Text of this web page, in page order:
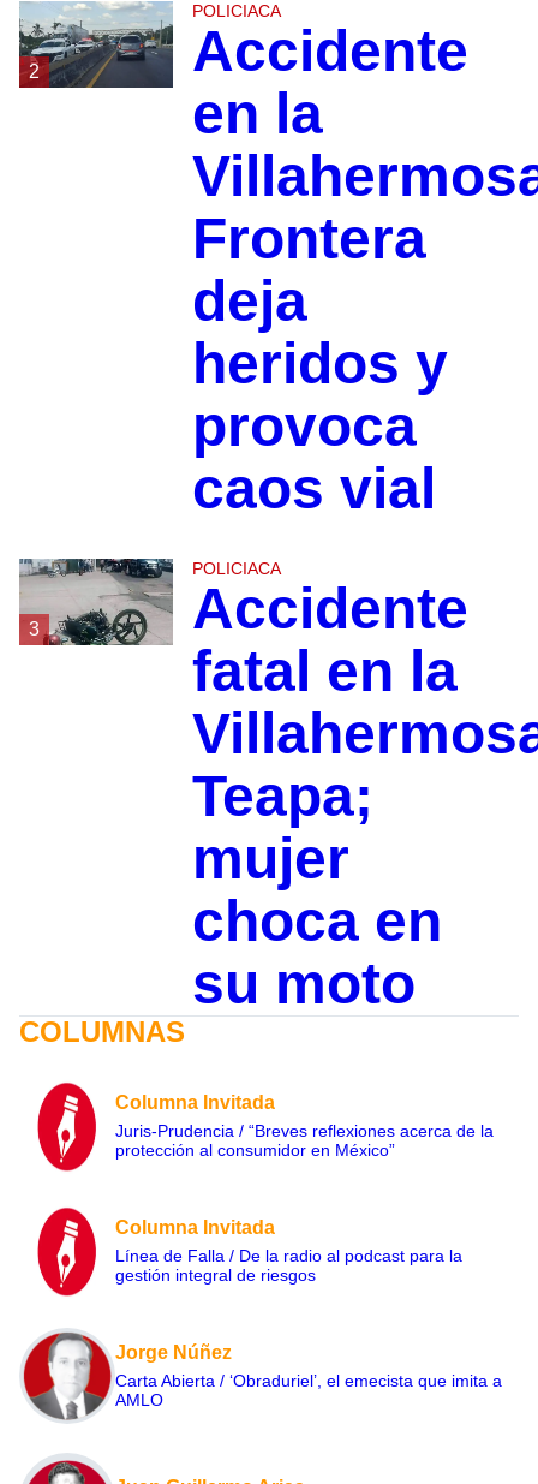
2
POLICIACA
Accidente
en la
Frontera
deja
heridos y
provoca
caos vial
3
POLICIACA
Accidente
fatal en la
Teapa;
mujer
choca en
su moto
COLUMNAS
Columna Invitada
Juris-Prudencia / “Breves reflexiones acerca de la
protección al consumidor en México”
Columna Invitada
Línea de Falla / De la radio al podcast para la
gestión integral de riesgos
Jorge Núñez
Carta Abierta / ‘Obraduriel’, el emecista que imita a
AMLO